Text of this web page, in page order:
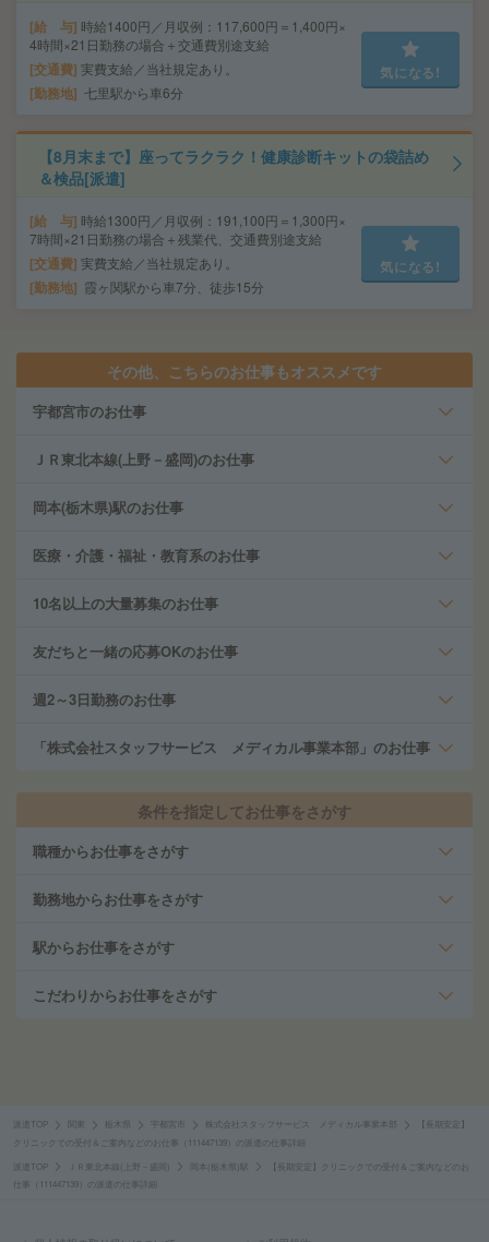
給 与 時給1400円／月収例：117,600円＝1,400円×
4時間×21日勤務の場合＋交通費別途支給
交通費 実費支給／当社規定あり。
勤務地 七里駅から車6分
気になる!
【8月末まで】座ってラクラク！健康診断キットの袋詰め
＆検品[派遣]
給 与 時給1300円／月収例：191,100円＝1,300円×
7時間×21日勤務の場合＋残業代、交通費別途支給
交通費 実費支給／当社規定あり。
勤務地 霞ヶ関駅から車7分、徒歩15分
気になる!
その他、こちらのお仕事もオススメです
宇都宮市のお仕事
ＪＲ東北本線(上野－盛岡)のお仕事
岡本(栃木県)駅のお仕事
医療・介護・福祉・教育系のお仕事
10名以上の大量募集のお仕事
友だちと一緒の応募OKのお仕事
週2～3日勤務のお仕事
「株式会社スタッフサービス メディカル事業本部」のお仕事
条件を指定してお仕事をさがす
職種からお仕事をさがす
勤務地からお仕事をさがす
駅からお仕事をさがす
こだわりからお仕事をさがす
派遣TOP 栃木県 宇都宮市 株式会社スタッフサービス メディカル事業本部
クリニックでの受付＆ご案内などのお仕事（111447139）の派遣の仕事詳細
派遣TOP ＪＲ東北本線(上野－盛岡) 岡本(栃木県)駅
【長期安定】クリニックでの受付＆ご案内などのお
仕事（111447139）の派遣の仕事詳細